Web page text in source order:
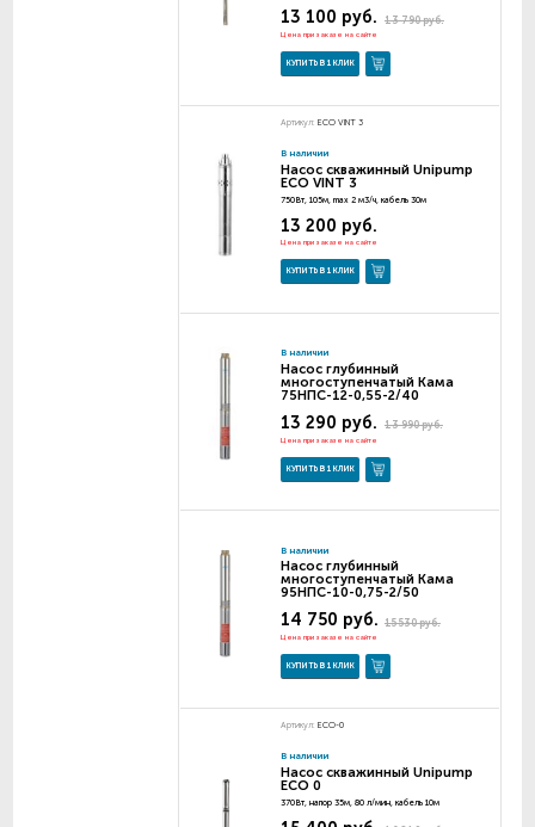
13 790 руб.
13 100 руб.
Цена при заказе на сайте
КУПИТЬ В 1 КЛИК
Артикул: ECO VINT 3
В наличии
Насос скважинный Unipump
ECO VINT 3
750Вт, 105м, max 2 м3/ч, кабель 30м
13 200 руб.
Цена при заказе на сайте
КУПИТЬ В 1 КЛИК
В наличии
Насос глубинный
многоступенчатый Кама
75НПС-12-0,55-2/40
13 990 руб.
13 290 руб.
Цена при заказе на сайте
КУПИТЬ В 1 КЛИК
В наличии
Насос глубинный
многоступенчатый Кама
95НПС-10-0,75-2/50
15 530 руб.
14 750 руб.
Цена при заказе на сайте
КУПИТЬ В 1 КЛИК
Артикул: ECO-0
В наличии
Насос скважинный Unipump
ECO 0
370Вт, напор 35м, 80 л/мин, кабель 10м